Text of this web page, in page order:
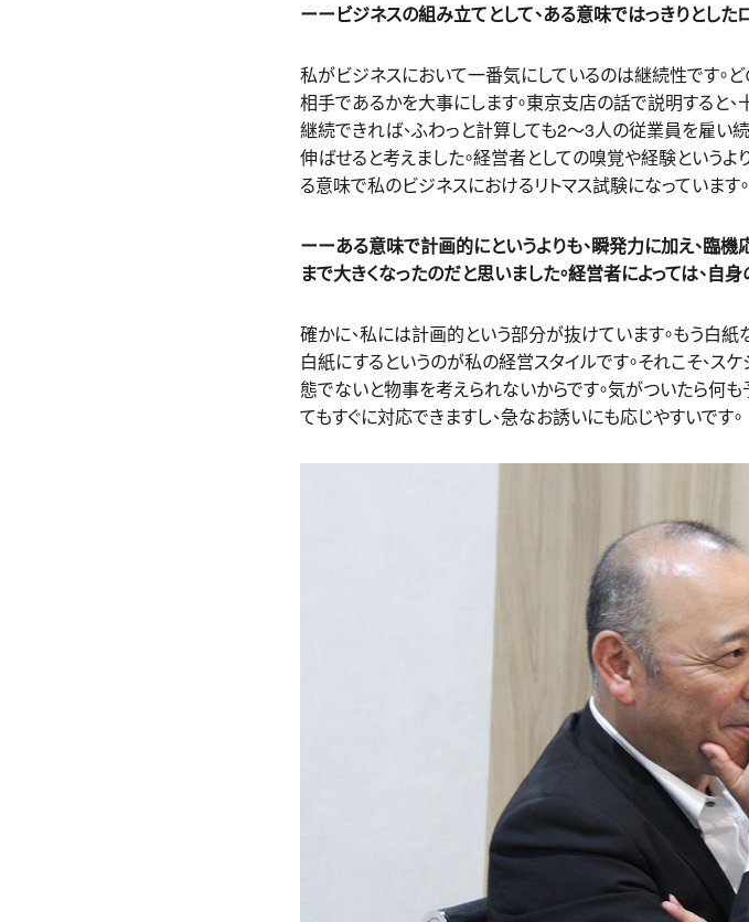
ーービジネスの組み立てとして、ある意味ではっきりとし
私がビジネスにおいて一番気にしているのは継続性です。
相手であるかを大事にします。東京支店の話で説明すると
継続できれば、ふわっと計算しても2〜3人の従業員を雇い
伸ばせると考えました。経営者としての嗅覚や経験というよ
る意味で私のビジネスにおけるリトマス試験になっています。
ーーある意味で計画的にというよりも、瞬発力に加え、臨
まで大きくなったのだと思いました。経営者によっては、自
確かに、私には計画的という部分が抜けています。もう白紙
白紙にするというのが私の経営スタイルです。それこそ、
態でないと物事を考えられないからです。気がついたら何
てもすぐに対応できますし、急なお誘いにも応じやすいです。